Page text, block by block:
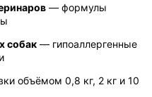
— формулы
собак— гипоаллергенные
объёмом 0,8 кг, 2 кг и 10